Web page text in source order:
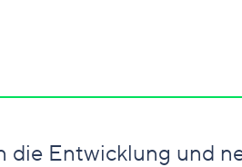
die Entwicklung und